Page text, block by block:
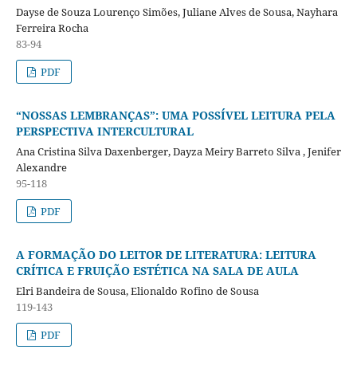
Dayse de Souza Lourenço Simões, Juliane Alves de Sousa, Nayhara
Ferreira Rocha
83-94
PDF
“NOSSAS LEMBRANÇAS”: UMA POSSÍVEL LEITURA PELA
PERSPECTIVA INTERCULTURAL
Ana Cristina Silva Daxenberger, Dayza Meiry Barreto Silva , Jenifer
Alexandre
95-118
PDF
A FORMAÇÃO DO LEITOR DE LITERATURA: LEITURA
CRÍTICA E FRUIÇÃO ESTÉTICA NA SALA DE AULA
Elri Bandeira de Sousa, Elionaldo Rofino de Sousa
119-143
PDF